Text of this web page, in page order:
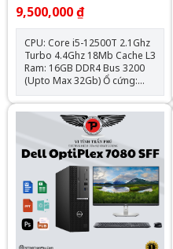
9,500,000 ₫
CPU: Core i5-12500T 2.1Ghz
Turbo 4.4Ghz 18Mb Cache L3
Ram: 16GB DDR4 Bus 3200
(Upto Max 32Gb) Ổ cứng:
SSD 256GB NVMe Đồ hoạ:
Intel UHD 770 Graphics
Optical: N/A Các tính năng
kèm theo: HDMI, NVME, SATA
III, USB 3.1, DisplayPort Cân
nặng: 1.33 Kg Adapter 65W –
11 License